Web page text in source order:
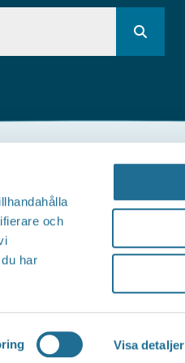
och
har
Visa detaljer
Motala
Östergötland
Kommun